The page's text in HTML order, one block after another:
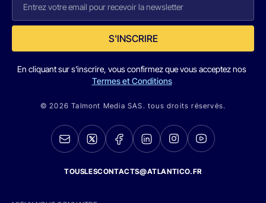
S'INSCRIRE
En cliquant sur s'inscrire, vous confirmez que vous acceptez nos
Termes et Conditions
© 2026 Talmont Media SAS. tous droits réservés.
TOUSLESCONTACTS@ATLANTICO.FR